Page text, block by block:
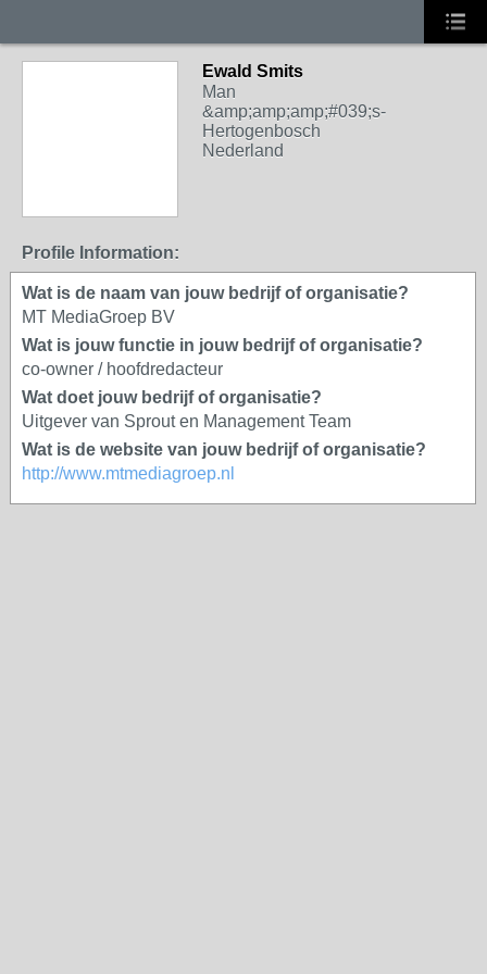
Ewald Smits
Man
&amp;amp;amp;#039;s-
Hertogenbosch
Nederland
Profile Information:
Wat is de naam van jouw bedrijf of organisatie?
MT MediaGroep BV
Wat is jouw functie in jouw bedrijf of organisatie?
co-owner / hoofdredacteur
Wat doet jouw bedrijf of organisatie?
Uitgever van Sprout en Management Team
Wat is de website van jouw bedrijf of organisatie?
http://www.mtmediagroep.nl